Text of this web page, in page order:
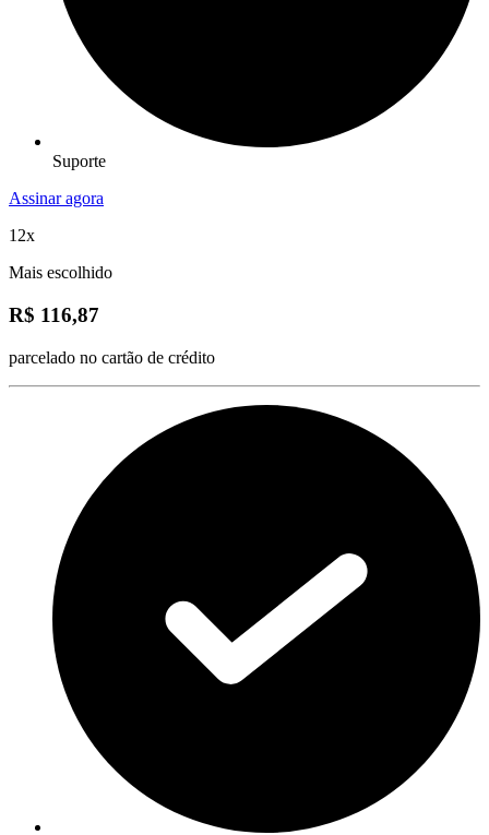
Suporte
Assinar agora
12x
Mais escolhido
R$ 116,87
parcelado no cartão de crédito